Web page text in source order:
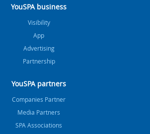
YouSPA business
Visibility
App
Advertising
Partnership
YouSPA partners
Companies Partner
Media Partners
SPA Associations